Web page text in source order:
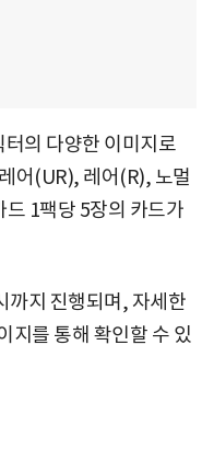
의 다양한 이미지로
어(UR), 레어(R), 노멀
드 1팩당 5장의 카드가
까지 진행되며, 자세한
지를 통해 확인할 수 있